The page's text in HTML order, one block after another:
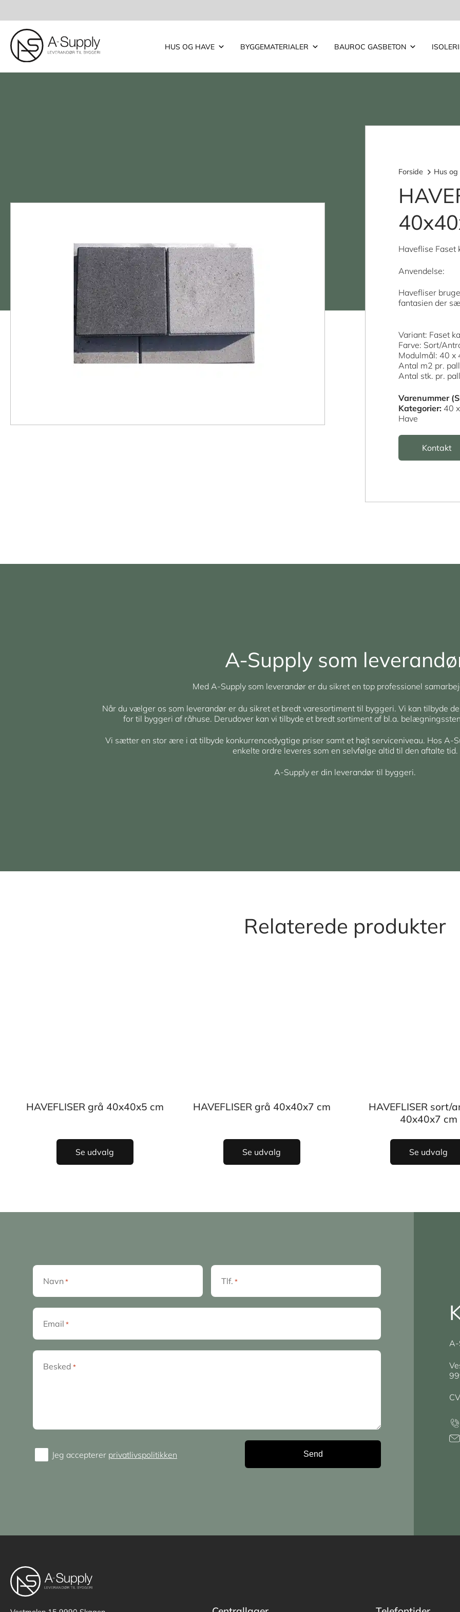
HUS OG HAVE BYGGEMATERIALER BAUROC GASBETON
Forside Hus
Haveflise Faset
Anvendelse:
Havefliser
fantasien der
Variant: Faset
Farve: Sort/
Modulmål: 40 x
Antal m2 pr.
Antal stk. pr.
Varenummer
Kategorier: 40
Have
Kontakt
A-Supply som
Med A-Supply som leverandør er du sikret en top professionel
Når du vælger os som leverandør er du sikret et bredt varesortiment til byggeri. Vi kan tilbyde
for til byggeri af råhuse. Derudover kan vi tilbyde et bredt sortiment af bl.a.
Vi sætter en stor ære i at tilbyde konkurrencedygtige priser samt et højt serviceniveau. Hos A-
enkelte ordre leveres som en selvfølge altid til den aftalte tid.
A-Supply er din leverandør til byggeri.
Relaterede produkter
HAVEFLISER grå 40x40x5 cm
Se udvalg
HAVEFLISER grå 40x40x7 cm
Se udvalg
HAVEFLISER sort/
40x40x7 cm
Se udvalg
Navn * Tlf. *
Email *
Besked *
ConsentJeg accepterer privatlivspolitikken
A-